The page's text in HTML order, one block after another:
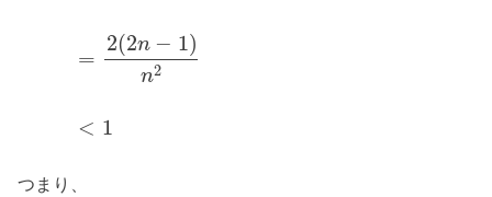
=
2(2n − 1)
n2
< 1
つまり、